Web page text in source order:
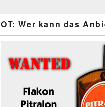
OT: Wer kann das